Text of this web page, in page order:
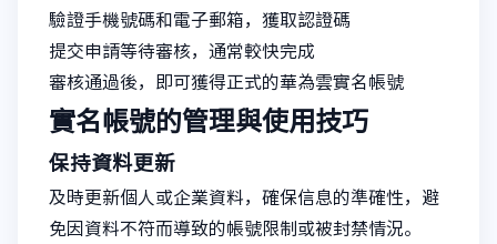
驗證手機號碼和電子郵箱，獲取認證碼
提交申請等待審核，通常較快完成
審核通過後，即可獲得正式的華為雲實名帳號
實名帳號的管理與使用技巧
保持資料更新
及時更新個人或企業資料，確保信息的準確性，避
免因資料不符而導致的帳號限制或被封禁情況。